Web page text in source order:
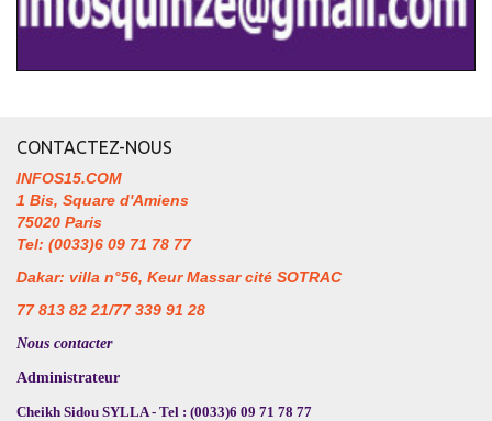
CONTACTEZ-NOUS
INFOS15.COM
1 Bis, Square d'Amiens
75020 Paris
Tel: (0033)6 09 71 78 77
Dakar: villa n°56, Keur Massar cité SOTRAC
77 813 82 21/77 339 91 28
Nous contacter
Administrateur
Cheikh Sidou SYLLA - Tel : (0033)6 09 71 78 77